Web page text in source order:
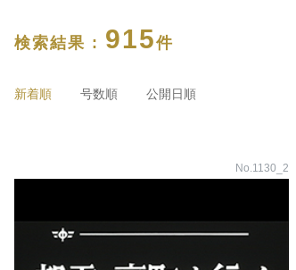
検索結果 : 915件
新着順 号数順 公開日順
No.1130_2